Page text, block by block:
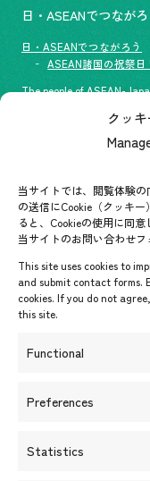
クッ
当サイトでは、閲覧体験
の送信にCookie（クッキ
ると、Cookieの使用に同
当サイトのお問い合わせフ
This site uses cookies to
and submit contact forms.
cookies. If you do not
this site.
Functional
Preferences
Statistics
日・ASEANでつながろ
日・ASEANでつながろう
ASEAN諸国の祝祭日
The people of ASEAN-
グループ訪問の受け入れ
ASEANPEDIA
イベント・お知らせ
開催中・開催予定のイベン
イベント案内
お知らせ